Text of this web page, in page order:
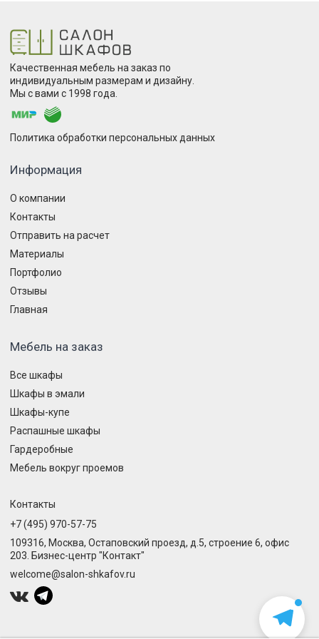
Качественная мебель на заказ по
индивидуальным размерам и дизайну.
Мы с вами с 1998 года.
Политика обработки персональных данных
Информация
О компании
Контакты
Отправить на расчет
Материалы
Портфолио
Отзывы
Главная
Мебель на заказ
Все шкафы
Шкафы в эмали
Шкафы-купе
Распашные шкафы
Гардеробные
Мебель вокруг проемов
Контакты
+7 (495) 970-57-75
109316, Москва, Остаповский проезд, д.5, строение 6, офис
203. Бизнес-центр "Контакт"
welcome@salon-shkafov.ru